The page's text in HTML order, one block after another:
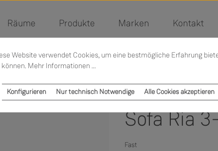
Räume Produkte Marken Kontakt
Sofa Ria
Fast
Website verwendet Cookies, um eine bestmögliche Erfahrung
können. Mehr Informationen ...
Nur technisch Notwendige
Konfigurieren Alle Cookies akzeptieren